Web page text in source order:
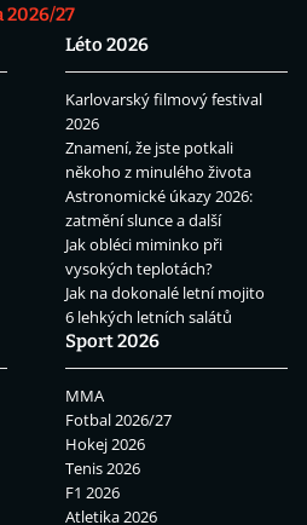
2026/27
Léto 2026
Karlovarský filmový festival
2026
Znamení, že jste potkali
někoho z minulého života
Astronomické úkazy 2026:
zatmění slunce a další
Jak obléci miminko při
vysokých teplotách?
Jak na dokonalé letní mojito
6 lehkých letních salátů
Sport 2026
MMA
Fotbal 2026/27
Hokej 2026
Tenis 2026
F1 2026
Atletika 2026